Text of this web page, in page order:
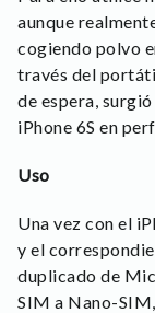
aunque
cogiendo polvo
través del
de espera,
iPhone 6S en
Uso
Una vez con el
y el
duplicado de
SIM a Nano-